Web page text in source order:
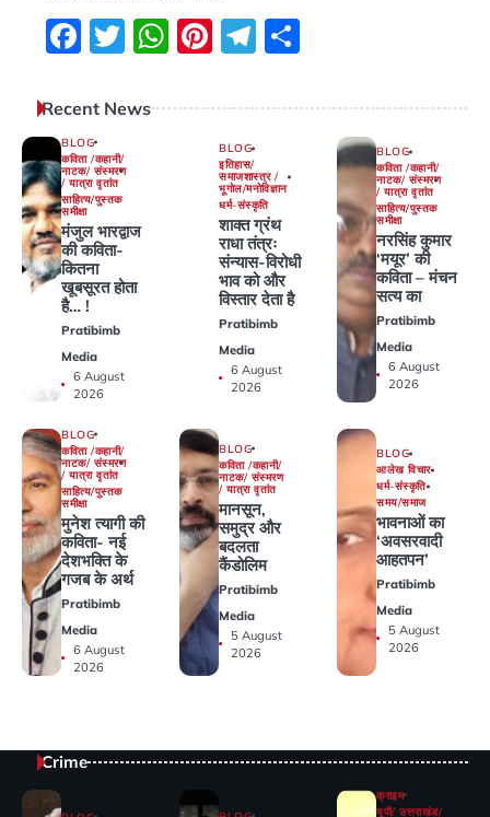
Facebook
Twitter
WhatsApp
Pinterest
Telegram
Recent News
BLOG
कविता /कहानी/
नाटक/ संस्मरण
/ यात्रा वृतांत
साहित्य/पुस्तक
समीक्षा
मंजुल भारद्वाज
की कविता-
कितना
खूबसूरत होता
है… !
Pratibimb
Media
6 August
2026
BLOG
इतिहास/
समाजशास्त्र /
भूगोल/मनोविज्ञान
धर्म-संस्कृति
शाक्त ग्रंथ
राधा तंत्रः
संन्यास-विरोधी
भाव को और
विस्तार देता है
Pratibimb
Media
6 August
2026
BLOG
कविता /कहानी/
नाटक/ संस्मरण
/ यात्रा वृतांत
साहित्य/पुस्तक
समीक्षा
नरसिंह कुमार
‘मयूर’ की
कविता – मंचन
सत्य का
Pratibimb
Media
6 August
2026
BLOG
कविता /कहानी/
नाटक/ संस्मरण
/ यात्रा वृतांत
साहित्य/पुस्तक
समीक्षा
मुनेश त्यागी की
कविता- नई
देशभक्ति के
गजब के अर्थ
Pratibimb
Media
6 August
2026
BLOG
कविता /कहानी/
नाटक/ संस्मरण
/ यात्रा वृतांत
मानसून,
समुद्र और
बदलता
कैंडोलिम
Pratibimb
Media
5 August
2026
BLOG
आलेख विचार
धर्म-संस्कृति
समय/समाज
भावनाओं का
‘अवसरवादी
आहतपन’
Pratibimb
Media
5 August
2026
Crime
क्राइम
यूपी/ उत्तराखंड/